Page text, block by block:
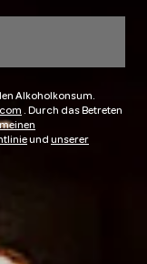
Alkoholkonsum.
. Durch das Betreten
und unserer